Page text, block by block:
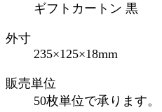
ギフトカートン 黒
外寸
235×125×18mm
販売単位
50枚単位で承ります。